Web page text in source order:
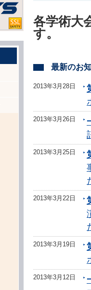
各学術大
す。
最新のお
2013年3月28日
2013年3月26日
2013年3月25日
2013年3月22日
2013年3月19日
2013年3月12日